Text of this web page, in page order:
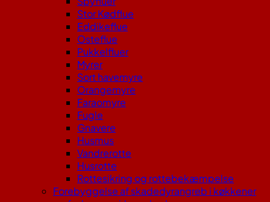
Stor Kødflue
Eddikeflue
Osteflue
Pukkelfluer
Myrer
Sort havemyre
Orangemyre
Faraomyre
Fugle
Gnavere
Husmus
Vandrerotte
Husrotte
Rottesikring og rottebekæmpelse
Forebyggelse af skadedyrangreb i køkkener